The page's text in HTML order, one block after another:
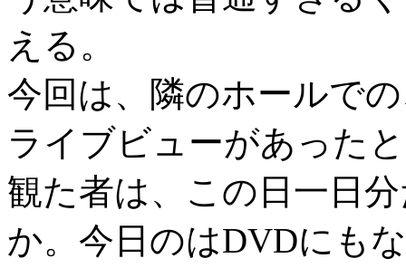
える。
今回は、隣のホールで
ライブビューがあった
観た者は、この日一日
か。今日のはDVDにも